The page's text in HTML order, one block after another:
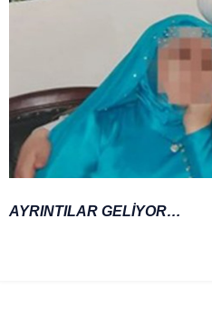
AYRINTILAR GELİYOR…